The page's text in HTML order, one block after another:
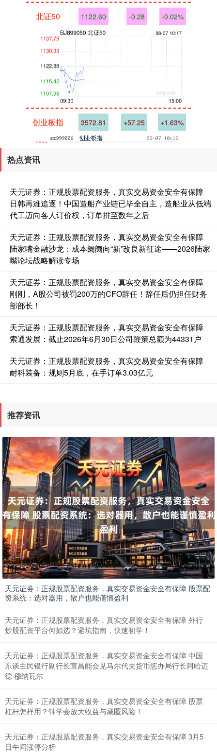
北证50 1122.60 -0.28 -0.02%
创业板指 3572.81 +57.25 +1.63%
基金指数 7234.73 +4.93
国债指数 229.61 +0.02 +0.01%
上证综指 3908.56 +8.20 +0.21%
沪深300
热点资讯
天元证券：正规股票配资服务，真实交易资金安全有保障
日韩再难追逐！中国造船产业链已毕全自主，造船业从低端
代工迈向各人订价权，订单排至数年之后
天元证券：正规股票配资服务，真实交易资金安全有保障
陆家嘴金融沙龙：成本阛阓向“新”改良新征途——2026陆家
嘴论坛战略解读专场
天元证券：正规股票配资服务，真实交易资金安全有保障
刚刚，A股公司被罚200万的CFO辞任！辞任后仍担任财务
部部长！
天元证券：正规股票配资服务，真实交易资金安全有保障
索通发展：截止2026年6月30日公司鞭策总额为44331户
天元证券：正规股票配资服务，真实交易资金安全有保障
耐科装备：规则5月底，在手订单3.03亿元
推荐资讯
天元证券：正规股票配资服务，真实交易资金安全有保障 股票配
资系统：选对器用，散户也能谨慎盈利
天元证券：正规股票配资服务，真实交易资金安全有保障 外行
炒股配资平台何如选？避坑指南，快速初学！
天元证券：正规股票配资服务，真实交易资金安全有保障 中国
东谈主民银行副行长宣昌能会见马尔代夫货币惩办局行长阿哈迈
德·穆纳瓦尔
天元证券：正规股票配资服务，真实交易资金安全有保障 股票
杠杆怎样用？钟学会放大收益与藏匿风险！
天元证券：正规股票配资服务，真实交易资金安全有保障 3月5
日午间涨停分析